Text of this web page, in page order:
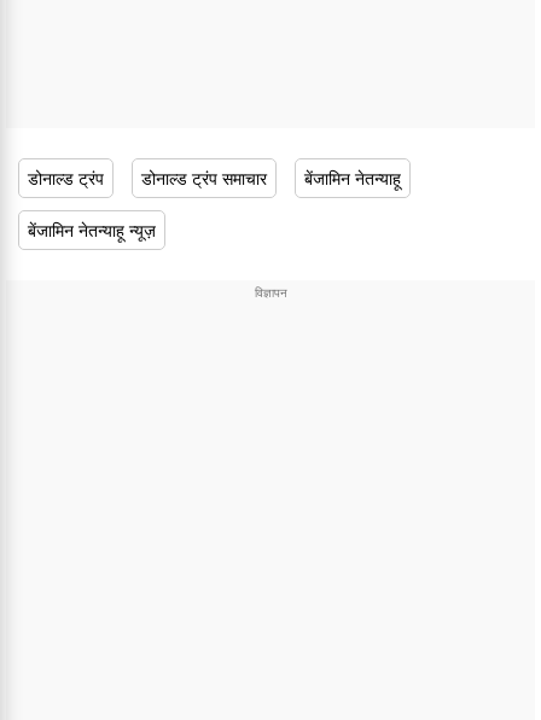
डोनाल्ड ट्रंप डोनाल्ड ट्रंप समाचार बेंजामिन नेतन्याहू
बेंजामिन नेतन्याहू न्यूज़